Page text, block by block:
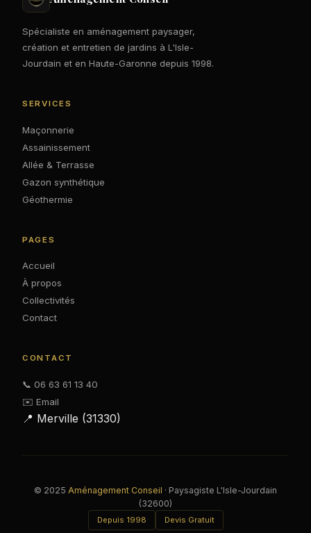
Spécialiste en aménagement paysager,
création et entretien de jardins à L'Isle-
Jourdain et en Haute-Garonne depuis 1998.
SERVICES
Maçonnerie
Assainissement
Allée & Terrasse
Gazon synthétique
Géothermie
PAGES
Accueil
À propos
Collectivités
Contact
CONTACT
📞 06 63 61 13 40
✉️ Email
📍 Merville (31330)
© 2025 Aménagement Conseil · Paysagiste L'Isle-Jourdain
(32600)
Depuis 1998 Devis Gratuit